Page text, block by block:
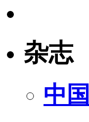
杂志
中